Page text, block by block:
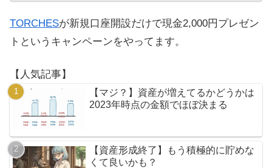
TORCHESが新規口座開設だけで現金2,000円プレゼン
トというキャンペーンをやってます。
【人気記事】
【マジ？】資産が増えてるかどうかは
2023年時点の金額でほぼ決まる
【資産形成終了】もう積極的に貯めな
くて良いかも？